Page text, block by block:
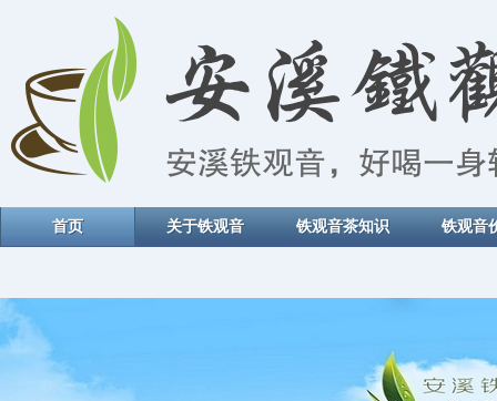
首页 关于铁观音 铁观音茶知识 铁观音